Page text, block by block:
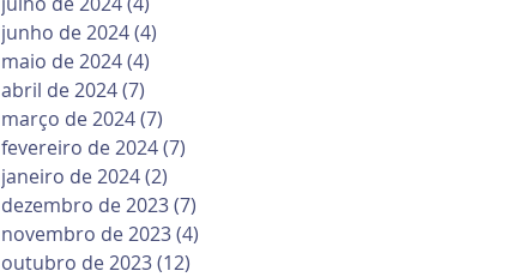
junho de 2024(4)
maio de 2024(4)
abril de 2024(7)
março de 2024(7)
fevereiro de 2024(7)
janeiro de 2024(2)
dezembro de 2023(7)
novembro de 2023(4)
outubro de 2023(12)